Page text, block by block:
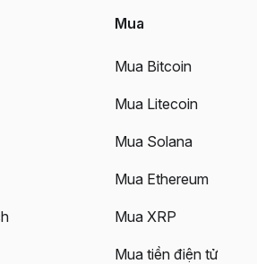
Mua
Mua Bitcoin
Mua Litecoin
Mua Solana
Mua Ethereum
Mua XRP
Mua tiền điện tử